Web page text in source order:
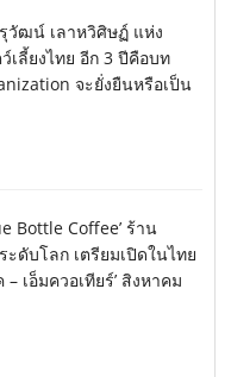
วัฒน์ เลาหวิศิษฏ์ แห่ง
เลี้ยงไทย อีก 3 ปีคือบท
จะยั่งยืนหรือเป็น
Bottle Coffee’ ร้าน
ะดับโลก เตรียมเปิดในไทย
เอ็มควอเทียร์’ สิงหาคม